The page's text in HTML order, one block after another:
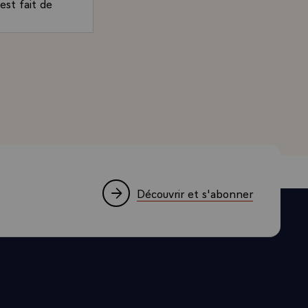
mutuel,
France
Président de la République, à l'occasion du
Découvrir et s'abonner